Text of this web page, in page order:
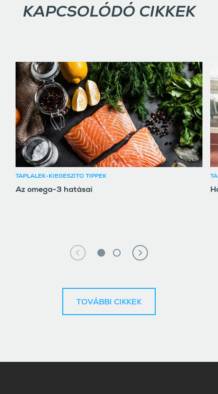
KAPCSOLÓDÓ CIKKEK
TÁPLÁLÉK-KIEGÉSZÍTŐ TIPPEK
Az omega-3 hatásai
TOVÁBBI CIKKEK